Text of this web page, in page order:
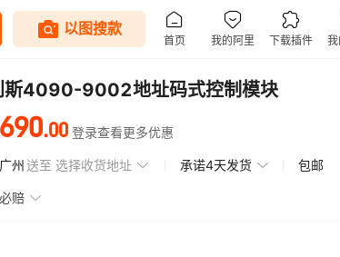
斯4090-9002地址码式控制模块
690.00 登录查看更多优惠
州送至 选择收货地址 承诺4天发货 包邮
赔